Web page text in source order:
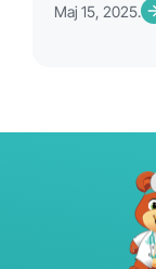
Maj 15, 2025.